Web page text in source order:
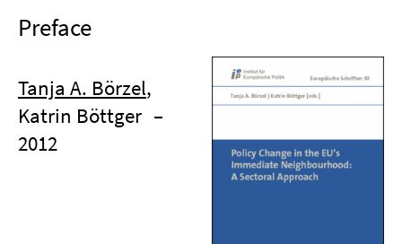
Preface
Tanja A. Börzel,
Katrin Böttger –
2012